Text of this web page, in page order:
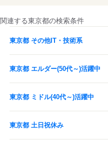
関連する東京都の検索条件
東京都 その他IT・技術系
東京都 エルダー(50代～)活躍中
東京都 ミドル(40代～)活躍中
東京都 土日祝休み